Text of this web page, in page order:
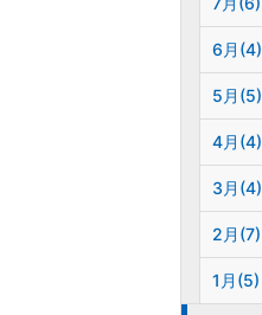
6月(4)
5月(5)
4月(4)
3月(4)
2月(7)
1月(5)